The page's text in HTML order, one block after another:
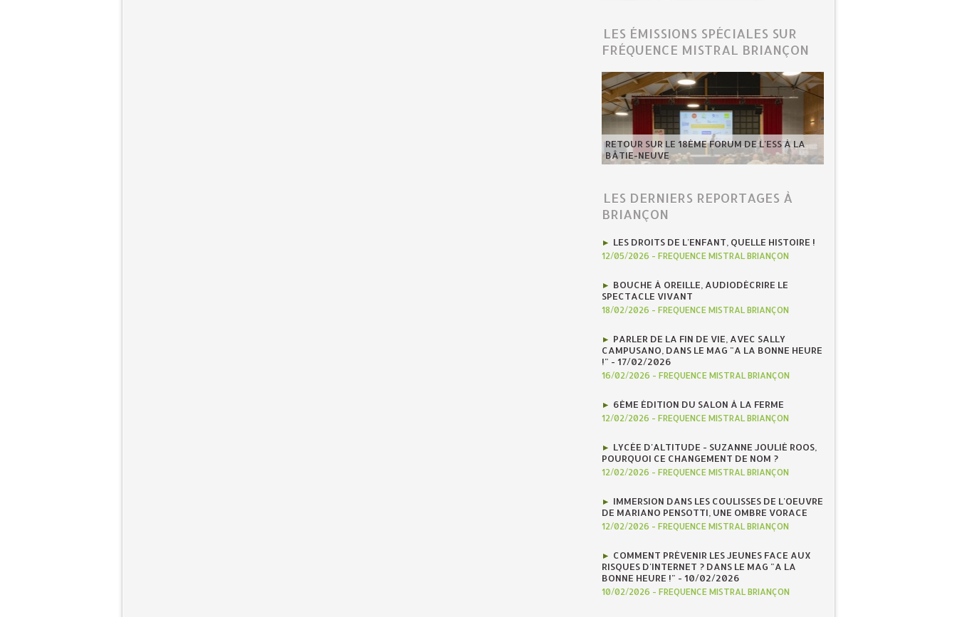
LES ÉMISSIONS SPÉCIALES SUR
FRÉQUENCE MISTRAL BRIANÇON
RETOUR SUR LE 18ÈME FORUM DE L'ESS À LA
BÂTIE-NEUVE
LES DERNIERS REPORTAGES À
BRIANÇON
LES DROITS DE L'ENFANT, QUELLE HISTOIRE !
12/05/2026 - FREQUENCE MISTRAL BRIANÇON
BOUCHE À OREILLE, AUDIODÉCRIRE LE
SPECTACLE VIVANT
18/02/2026 - FREQUENCE MISTRAL BRIANÇON
PARLER DE LA FIN DE VIE, AVEC SALLY
CAMPUSANO, DANS LE MAG "A LA BONNE HEURE
!" - 17/02/2026
16/02/2026 - FREQUENCE MISTRAL BRIANÇON
6ÈME ÉDITION DU SALON À LA FERME
12/02/2026 - FREQUENCE MISTRAL BRIANÇON
LYCÉE D'ALTITUDE - SUZANNE JOULIÉ ROOS,
POURQUOI CE CHANGEMENT DE NOM ?
12/02/2026 - FREQUENCE MISTRAL BRIANÇON
IMMERSION DANS LES COULISSES DE L'OEUVRE
DE MARIANO PENSOTTI, UNE OMBRE VORACE
12/02/2026 - FREQUENCE MISTRAL BRIANÇON
COMMENT PRÉVENIR LES JEUNES FACE AUX
RISQUES D'INTERNET ? DANS LE MAG "A LA
BONNE HEURE !" - 10/02/2026
10/02/2026 - FREQUENCE MISTRAL BRIANÇON